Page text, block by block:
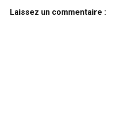
Laissez un commentaire :